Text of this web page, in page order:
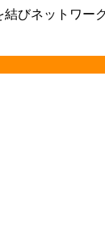
びネットワー